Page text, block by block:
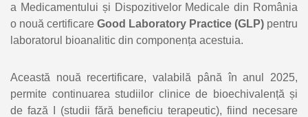
a Medicamentului și Dispozitivelor Medicale din România
o nouă certificare Good Laboratory Practice (GLP) pentru
laboratorul bioanalitic din componența acestuia.
Această nouă recertificare, valabilă până în anul 2025,
permite continuarea studiilor clinice de bioechivalență și
de fază I (studii fără beneficiu terapeutic), fiind necesare